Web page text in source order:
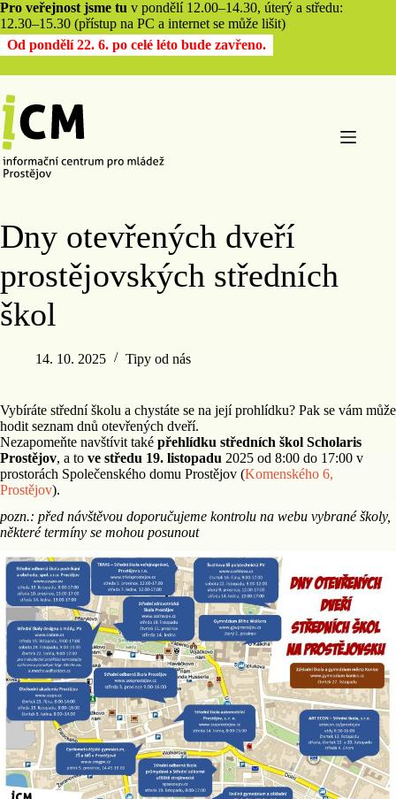
Pro veřejnost jsme tu v pondělí 12.00–14.30, úterý a středu:
12.30–15.30 (přístup na PC a internet se může lišit)
Od pondělí 22. 6. po celé léto bude zavřeno.
Dny otevřených dveří
prostějovských středních
škol
14. 10. 2025 Tipy od nás
Vybíráte střední školu a chystáte se na její prohlídku? Pak se vám může
hodit seznam dnů otevřených dveří.
Nezapomeňte navštívit také přehlídku středních škol Scholaris
Prostějov, a to ve středu 19. listopadu 2025 od 8:00 do 17:00 v
prostorách Společenského domu Prostějov (Komenského 6,
Prostějov).
pozn.: před návštěvou doporučujeme kontrolu na webu vybrané školy,
některé termíny se mohou posunout